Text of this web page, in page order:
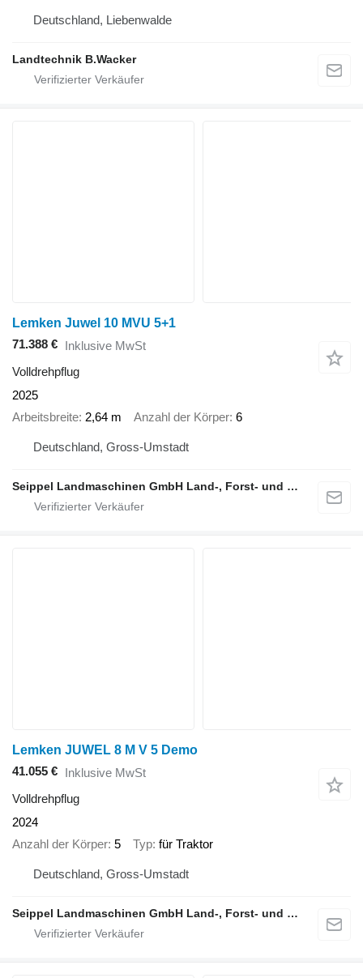
Deutschland, Liebenwalde
Landtechnik B.Wacker
Lemken Juwel 10 MVU 5+1
71.388 € Inklusive MwSt
Volldrehpflug
2025
Arbeitsbreite 2,64 m Anzahl der Körper 6
Deutschland, Gross-Umstadt
Seippel Landmaschinen GmbH Land-, Forst- und Gartentechnik
Lemken JUWEL 8 M V 5 Demo
41.055 € Inklusive MwSt
Volldrehpflug
2024
Anzahl der Körper 5 Typ für Traktor
Deutschland, Gross-Umstadt
Seippel Landmaschinen GmbH Land-, Forst- und Gartentechnik